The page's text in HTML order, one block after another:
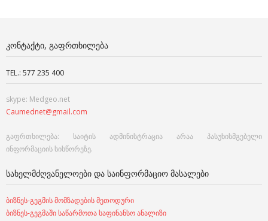
ᲙᲝᲜᲢᲐᲥᲢᲘ, ᲒᲐᲤᲠᲗᲮᲘᲚᲔᲑᲐ
TEL.: 577 235 400
skype: Medgeo.net
Caumednet@gmail.com
გაფრთხილება: საიტის ადმინისტრაცია არაა პასუხისმგებელი
ინფორმაციის სისწორეზე.
ᲡᲐᲮᲔᲚᲛᲫᲦᲕᲐᲜᲔᲚᲝᲔᲑᲘ ᲓᲐ ᲡᲐᲘᲜᲤᲝᲠᲛᲐᲪᲘᲝ ᲛᲐᲡᲐᲚᲔᲑᲘ
ბიზნეს-გეგმის მომზადების მეთოდური
ბიზნეს-გეგმაში საწარმოთა საფინანსო ანალიზი